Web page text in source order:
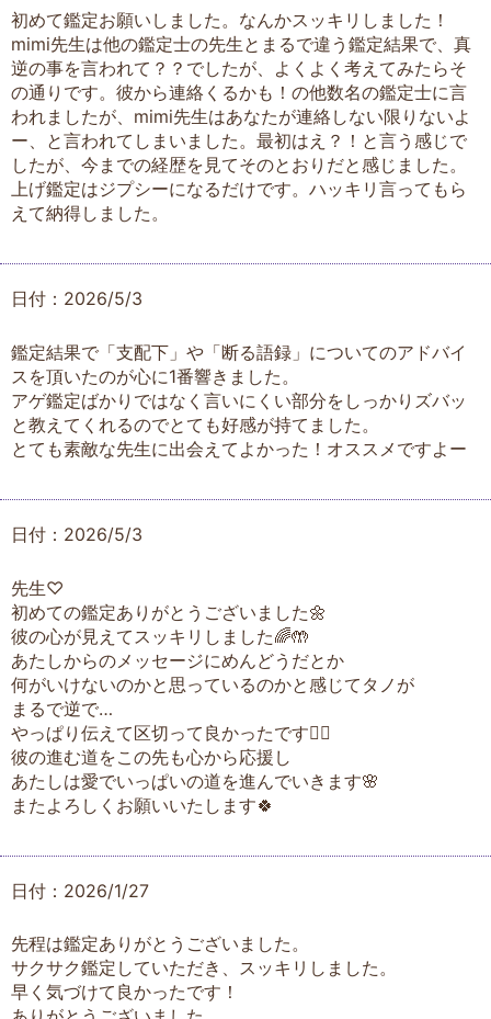
初めて鑑定お願いしました。なんかスッキリしました！
mimi先生は他の鑑定士の先生とまるで違う鑑定結果で、真
逆の事を言われて？？でしたが、よくよく考えてみたらそ
の通りです。彼から連絡くるかも！の他数名の鑑定士に言
われましたが、mimi先生はあなたが連絡しない限りないよ
ー、と言われてしまいました。最初はえ？！と言う感じで
したが、今までの経歴を見てそのとおりだと感じました。
上げ鑑定はジプシーになるだけです。ハッキリ言ってもら
えて納得しました。
日付：2026/5/3
鑑定結果で「支配下」や「断る語録」についてのアドバイ
スを頂いたのが心に1番響きました。
アゲ鑑定ばかりではなく言いにくい部分をしっかりズバッ
と教えてくれるのでとても好感が持てました。
とても素敵な先生に出会えてよかった！オススメですよー
日付：2026/5/3
先生♡
初めての鑑定ありがとうございました🌼
彼の心が見えてスッキリしました🌈🤲
あたしからのメッセージにめんどうだとか
何がいけないのかと思っているのかと感じてタノが
まるで逆で…
やっぱり伝えて区切って良かったです🧚‍♀️
彼の進む道をこの先も心から応援し
あたしは愛でいっぱいの道を進んでいきます🌸
またよろしくお願いいたします🍀
日付：2026/1/27
先程は鑑定ありがとうございました。
サクサク鑑定していただき、スッキリしました。
早く気づけて良かったです！